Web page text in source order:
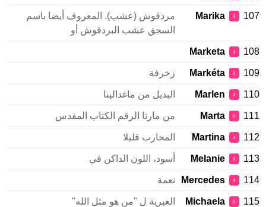
107
♀
Marika
مردقوش (عشب). المعروف أيضا باسم
السجق عشب البردقوش أو
108
♀
Marketa
109
♀
Markéta زخرفة
110
♀
Marlen البديل من ماغدالينا
111
♀
Marta من مارتا الرقم الكتاب المقدس
112
♀
Martina المحارب قليلا
113
♀
Melanie أسود، اللون الداكن في
114
♀
Mercedes نعمة
115
♀
Michaela العبرية ل "من هو مثل الله"